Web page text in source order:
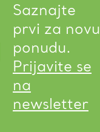
Saznajte
prvi za novu
ponudu.
Prijavite se
na
newsletter